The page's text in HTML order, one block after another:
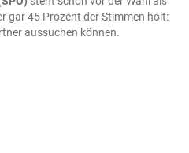
gar 45 Prozent der Stimmen holt:
aussuchen können.